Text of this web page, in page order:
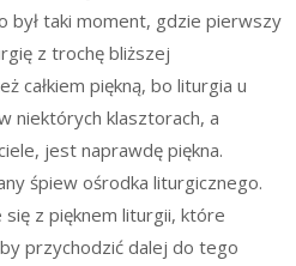
był taki moment, gdzie pierwszy
z trochę bliższej
całkiem piękną, bo liturgia u
niektórych klasztorach, a
jest naprawdę piękna.
śpiew ośrodka liturgicznego.
z pięknem liturgii, które
przychodzić dalej do tego